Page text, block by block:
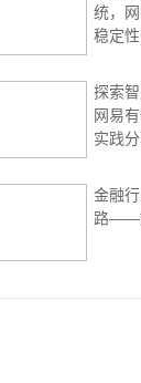
统，
稳定
探索智
网易
实践
金融
路——